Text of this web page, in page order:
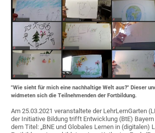
"Wie sieht für mich eine nachhaltige Welt aus?" Dieser
widmeten sich die Teilnehmenden der Fortbildung.
Am 25.03.2021 veranstaltete der LehrLernGarten
der Initiative Bildung trifft Entwicklung (BtE)
dem Titel: „BNE und Globales Lernen in (digitalen)